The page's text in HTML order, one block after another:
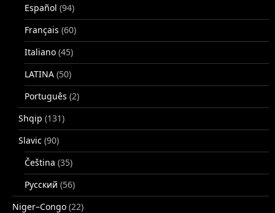
Español (94)
Français (60)
Italiano (45)
LATINA (50)
Português (2)
Shqip (131)
Slavic (90)
Čeština (35)
Русский (56)
Niger–Congo (22)